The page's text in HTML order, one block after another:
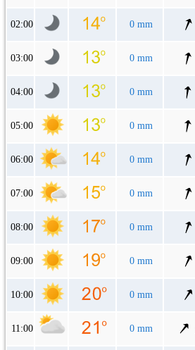
02:00 0 mm
03:00 0 mm
04:00 0 mm
05:00 0 mm
06:00 0 mm
07:00 0 mm
08:00 0 mm
09:00 0 mm
10:00 0 mm
11:00 0 mm